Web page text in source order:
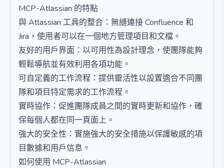
MCP-Atlassian 的特點
與 Atlassian 工具的整合：無縫連接 Confluence 和
Jira，使用者可以在一個地方管理項目和文檔。
友好的用戶界面：以可用性為設計理念，使團隊能夠
輕鬆導航並有效利用各項功能。
可自定義的工作流程：提供靈活性以設置適合不同團
隊和項目特定需求的工作流程。
實時協作：促進團隊成員之間的實時更新和協作，確
保每個人都在同一頁面上。
強大的安全性：實施強大的安全措施以保護敏感的項
目數據和用戶信息。
如何使用 MCP-Atlassian